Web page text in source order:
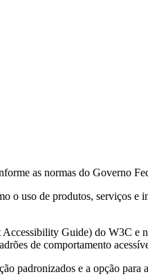
as normas do Governo
uso de produtos, serviços e
Guide) do W3C
de comportamento
padronizados e a opção